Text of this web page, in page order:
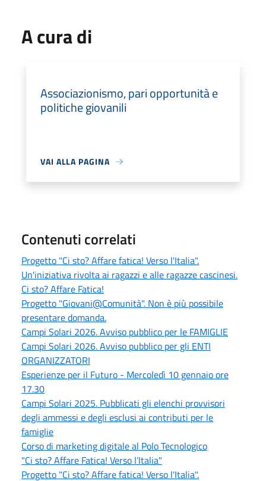
A cura di
Associazionismo, pari opportunità e
politiche giovanili
VAI ALLA PAGINA
Contenuti correlati
Progetto "Ci sto? Affare fatica! Verso l'Italia".
Un'iniziativa rivolta ai ragazzi e alle ragazze cascinesi.
Ci sto? Affare Fatica!
Progetto "Giovani@Comunità". Non è più possibile
presentare domanda.
Campi Solari 2026. Avviso pubblico per le FAMIGLIE
Campi Solari 2026. Avviso pubblico per gli ENTI
ORGANIZZATORI
Esperienze per il Futuro - Mercoledì 10 gennaio ore
17.30
Campi Solari 2025. Pubblicati gli elenchi provvisori
degli ammessi e degli esclusi ai contributi per le
famiglie
Corso di marketing digitale al Polo Tecnologico
"Ci sto? Affare Fatica! Verso l’Italia"
Progetto "Ci sto? Affare fatica! Verso l'Italia".